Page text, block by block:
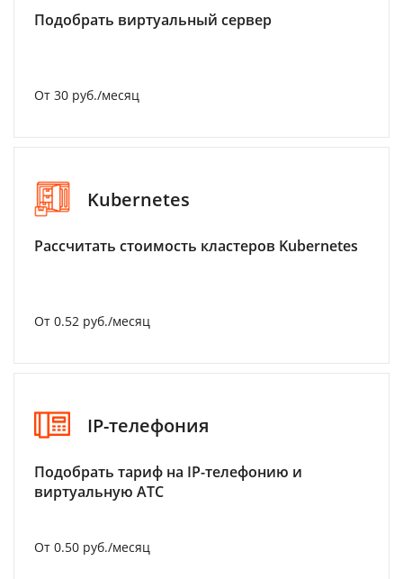
Подобрать виртуальный сервер
От 30 руб./месяц
Kubernetes
Рассчитать стоимость кластеров Kubernetes
От 0.52 руб./месяц
IP-телефония
Подобрать тариф на IP-телефонию и
виртуальную АТС
От 0.50 руб./месяц